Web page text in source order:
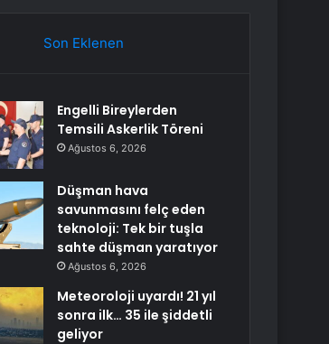
Son Eklenen
Engelli Bireylerden
Temsili Askerlik Töreni
Ağustos 6, 2026
Düşman hava
savunmasını felç eden
teknoloji: Tek bir tuşla
sahte düşman yaratıyor
Ağustos 6, 2026
Meteoroloji uyardı! 21 yıl
sonra ilk… 35 ile şiddetli
geliyor